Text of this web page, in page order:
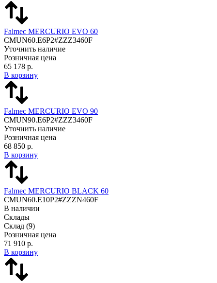
Falmec MERCURIO EVO 60
CMUN60.E6P2#ZZZ3460F
Уточнить наличие
Розничная цена
65 178 р.
В корзину
Falmec MERCURIO EVO 90
CMUN90.E6P2#ZZZ3460F
Уточнить наличие
Розничная цена
68 850 р.
В корзину
Falmec MERCURIO BLACK 60
CMUN60.E10P2#ZZZN460F
В наличии
Склады
Склад (9)
Розничная цена
71 910 р.
В корзину